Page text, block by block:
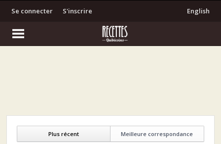
S'inscrire
Se connecter English
Meilleure correspondance
Plus récent